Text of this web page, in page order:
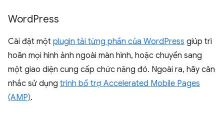
WordPress
Cài đặt một plugin tải từng phần của WordPress giúp trì
hoãn mọi hình ảnh ngoài màn hình, hoặc chuyển sang
một giao diện cung cấp chức năng đó. Ngoài ra, hãy cân
nhắc sử dụng trình bổ trợ Accelerated Mobile Pages
(AMP).